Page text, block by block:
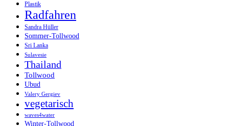
Plastik
Radfahren
Sandra Hüller
Sommer-Tollwood
Sri Lanka
Sulavesie
Thailand
Tollwood
Ubud
Valery Gergiev
vegetarisch
waves4water
Winter-Tollwood